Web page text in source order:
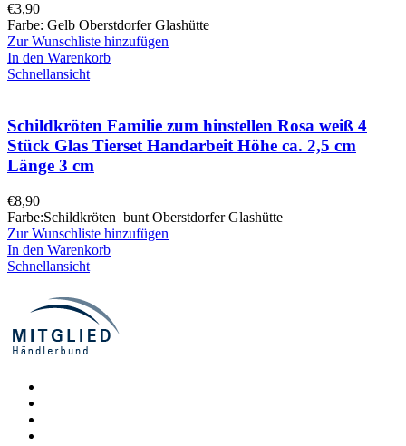
€3,90
Farbe: Gelb Oberstdorfer Glashütte
Zur Wunschliste hinzufügen
In den Warenkorb
Schnellansicht
Schildkröten Familie zum hinstellen Rosa weiß 4
Stück Glas Tierset Handarbeit Höhe ca. 2,5 cm
Länge 3 cm
€8,90
Farbe:Schildkröten bunt Oberstdorfer Glashütte
Zur Wunschliste hinzufügen
In den Warenkorb
Schnellansicht